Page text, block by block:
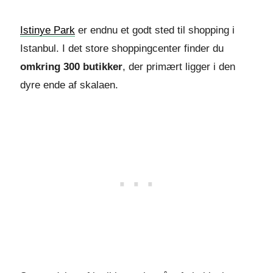
Istinye Park er endnu et godt sted til shopping i
Istanbul. I det store shoppingcenter finder du
omkring 300 butikker, der primært ligger i den
dyre ende af skalaen.